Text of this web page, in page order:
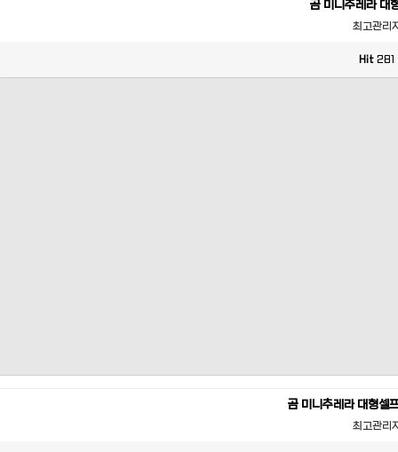
곰 미니추레라 대
최고관리
Hit 281
곰 미니추레라 대형셀
최고관리